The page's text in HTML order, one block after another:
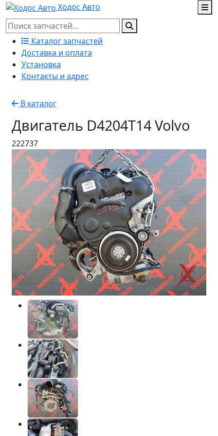
Ходос Авто
Каталог запчастей
Доставка и оплата
Установка
Контакты и адрес
В каталог
Двигатель D4204T14 Volvo
222737